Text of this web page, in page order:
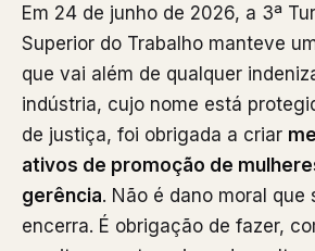
Em 24 de junho de 2026, a 3ª
Superior do Trabalho manteve
que vai além de qualquer
indústria, cujo nome está
de justiça, foi obrigada a criar
ativos de promoção de
gerência. Não é dano moral que
encerra. É obrigação de fazer,